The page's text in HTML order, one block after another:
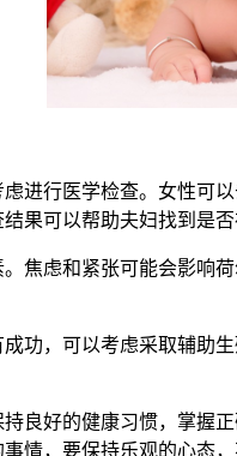
行医学检查。女性可
果可以帮助夫妇找到是
虑和紧张可能会影响
，可以考虑采取辅助
好的健康习惯，掌握正
情，要保持乐观的心态